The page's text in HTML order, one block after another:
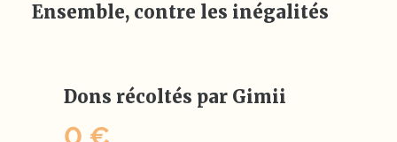
Ensemble, contre les inégalités
Dons récoltés par Gimii